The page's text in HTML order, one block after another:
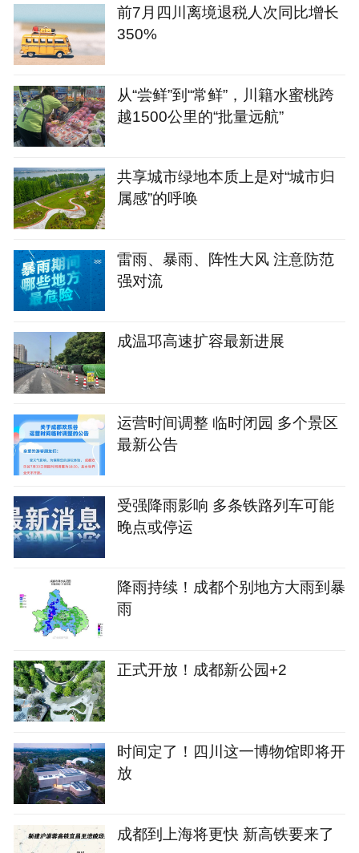
前7月四川离境退税人次同比增长
350%
从“尝鲜”到“常鲜”，川籍水蜜桃跨
越1500公里的“批量远航”
共享城市绿地本质上是对“城市归
属感”的呼唤
雷雨、暴雨、阵性大风 注意防范
强对流
成温邛高速扩容最新进展
运营时间调整 临时闭园 多个景区
最新公告
受强降雨影响 多条铁路列车可能
晚点或停运
降雨持续！成都个别地方大雨到暴
雨
正式开放！成都新公园+2
时间定了！四川这一博物馆即将开
放
成都到上海将更快 新高铁要来了